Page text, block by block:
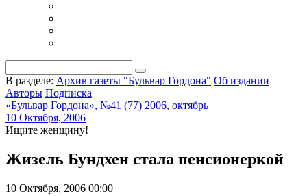
В разделе: Архив газеты "Бульвар Гордона" Об издании
Авторы Подписка
«Бульвар Гордона», №41 (77) 2006, октябрь
10 Октября, 2006
Ищите женщину!
Жизель Бундхен стала пенсионеркой
10 Октября, 2006 00:00